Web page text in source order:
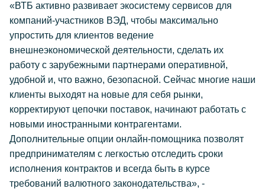
«ВТБ активно развивает экосистему сервисов для
компаний-участников ВЭД, чтобы максимально
упростить для клиентов ведение
внешнеэкономической деятельности, сделать их
работу с зарубежными партнерами оперативной,
удобной и, что важно, безопасной. Сейчас многие наши
клиенты выходят на новые для себя рынки,
корректируют цепочки поставок, начинают работать с
новыми иностранными контрагентами.
Дополнительные опции онлайн-помощника позволят
предпринимателям с легкостью отследить сроки
исполнения контрактов и всегда быть в курсе
требований валютного законодательства», -